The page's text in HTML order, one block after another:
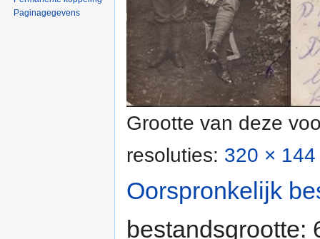
Grootte van deze
resoluties: 320 ×
Oorspronkelijk
bestandsgrootte:
Paginagegevens